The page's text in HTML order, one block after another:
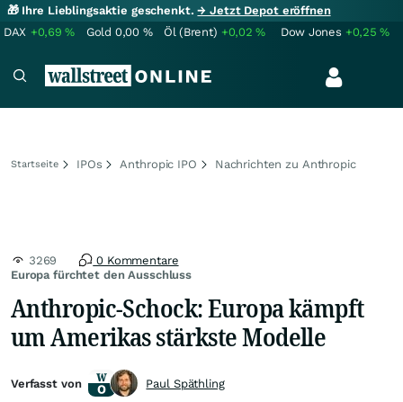
🎁 Ihre Lieblingsaktie geschenkt.→ Jetzt Depot eröffnen
DAX +0,69% Gold 0,00 % Öl (Brent) +0,02% Dow Jones +0,25%
Startseite IPOs Anthropic IPO Nachrichten zu Anthropic
Europa fürchtet den Ausschluss
3269 0 Kommentare
Anthropic-Schock: Europa kämpft
um Amerikas stärkste Modelle
Verfasst von Paul Späthling